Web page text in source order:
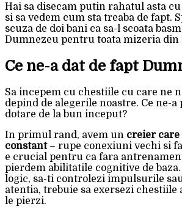
Hai sa disecam putin rahatul asta
si sa vedem cum sta treaba de fapt.
scuza de doi bani ca sa-l scoata
Dumnezeu pentru toata mizeria din
Ce ne-a dat de fapt
Sa incepem cu chestiile cu care ne
depind de alegerile noastre. Ce ne-
dotare de la bun inceput?
In primul rand, avem un creier care
constant– rupe conexiuni vechi si
e crucial pentru ca fara
pierdem abilitatile cognitive de baza.
logic, sa-ti controlezi impulsurile
atentia, trebuie sa exersezi chestiile
le pierzi.